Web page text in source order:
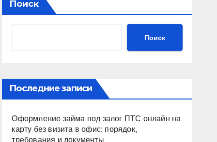
Поиск
Поиск
Последние записи
Оформление займа под залог ПТС онлайн на
карту без визита в офис: порядок,
требования и документы